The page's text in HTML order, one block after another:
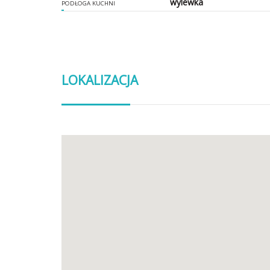
PODŁOGA KUCHNI
LOKALIZACJA